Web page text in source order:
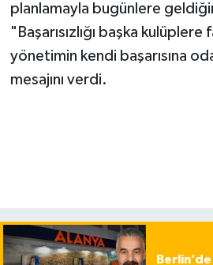
planlamayla bugünlere
"Başarısızlığı başka
yönetimin kendi başarısına
mesajını verdi.